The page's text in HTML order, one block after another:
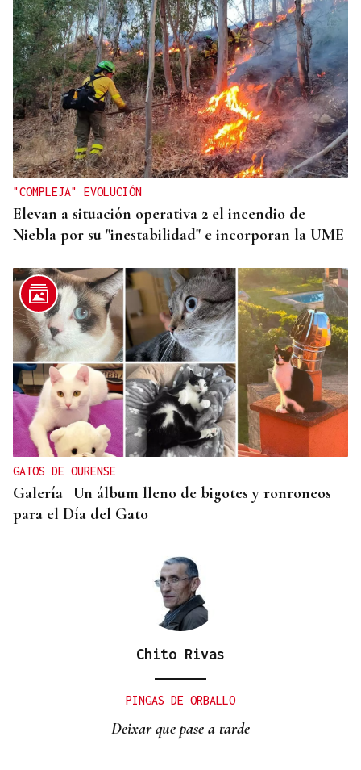
PLANIFICAR CON ANTELACIÓN
Las compañías de autobuses recomiendan
adelantar los desplazamientos para evitar
saturaciones el día del eclipse
"COMPLEJA" EVOLUCIÓN
Elevan a situación operativa 2 el incendio de
Niebla por su "inestabilidad" e incorporan la UME
GATOS DE OURENSE
Galería | Un álbum lleno de bigotes y ronroneos
para el Día del Gato
Chito Rivas
PINGAS DE ORBALLO
Deixar que pase a tarde